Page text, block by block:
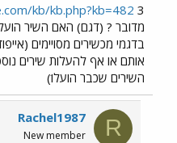
kb/kb.php?kb=482
מדובר ? (דגם) האם השיר
בדגמי מכשירים מסויימים
אותם או אף להעלות שירים
השירים שכבר הועלוׂ)
R
Rachel1987
New member